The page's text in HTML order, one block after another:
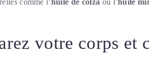
comme l’huile de colza ou l’huile
votre corps et